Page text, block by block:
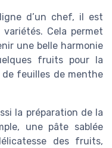
d’un chef, il est
Cela permet
une belle harmonie
fruits pour la
de feuilles de menthe
la préparation de la
une pâte sablée
des fruits,